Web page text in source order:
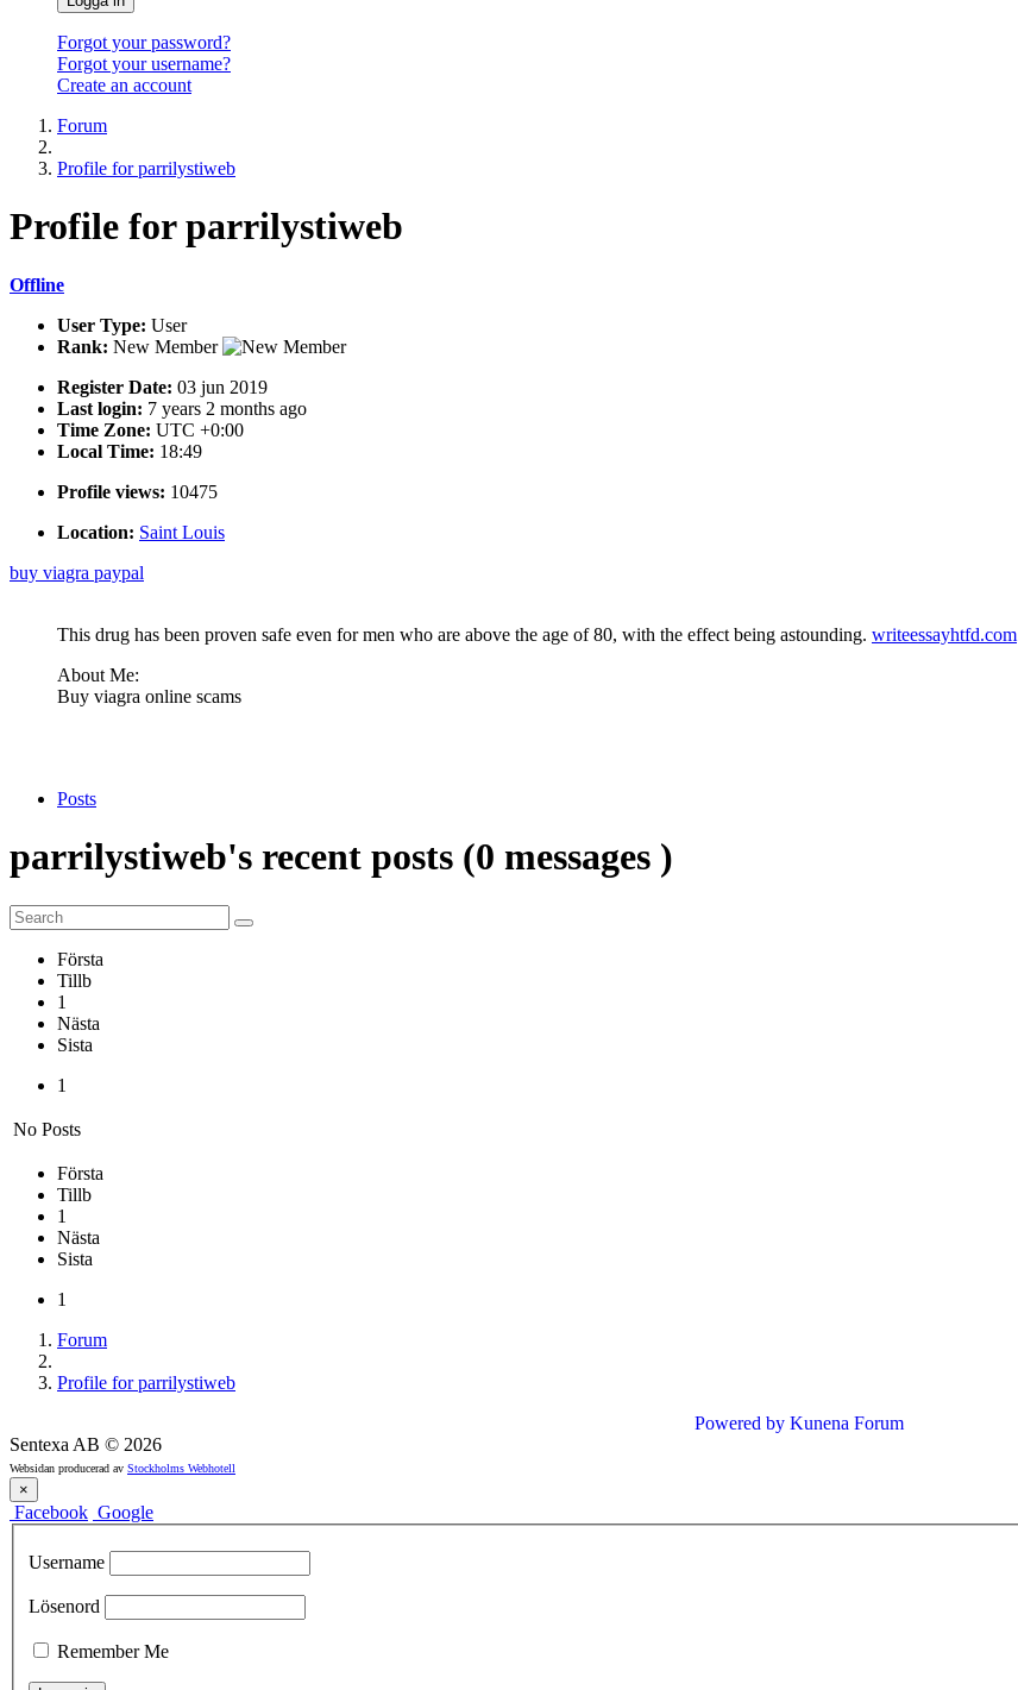
Forgot your password?
Forgot your username?
Create an account
Forum
Profile for parrilystiweb
Profile for parrilystiweb
Offline
User Type: User
Rank: New Member
Register Date: 03 jun 2019
Last login: 7 years 2 months ago
Time Zone: UTC +0:00
Local Time: 18:49
Profile views: 10475
Location: Saint Louis
buy viagra paypal
This drug has been proven safe even for men who are above the age of 80, with the effect being astounding. writeessayhtfd.com
About Me:
Buy viagra online scams
Posts
parrilystiweb's recent posts (0 messages )
Första
Tillb
1
Nästa
Sista
1
No Posts
Första
Tillb
1
Nästa
Sista
1
Forum
Profile for parrilystiweb
Powered by Kunena Forum
Sentexa AB © 2026
Websidan producerad av Stockholms Webhotell
×
Facebook Google
Username
Lösenord
Remember Me